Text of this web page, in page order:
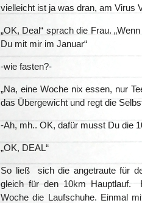
vielleicht ist ja was dran, am Virus
„OK, Deal“ sprach die Frau.
Du mit mir im Januar“
-wie fasten?-
„Na, eine Woche nix essen, nur
das Übergewicht und regt die
-Ah, mh.. OK, dafür musst Du die
„OK, DEAL“
So ließ sich die angetraute für
gleich für den 10km Hauptlauf.
Woche die Laufschuhe. Einmal